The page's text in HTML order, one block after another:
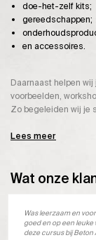
doe-het-zelf kits;
gereedschappen;
en accessoires.
Daarnaast helpen
voorbeelden,
Zo begeleiden wij je
Lees meer
Wat onze
Was leerzaam en
goed en op een leuke
deze cursus bij Beton